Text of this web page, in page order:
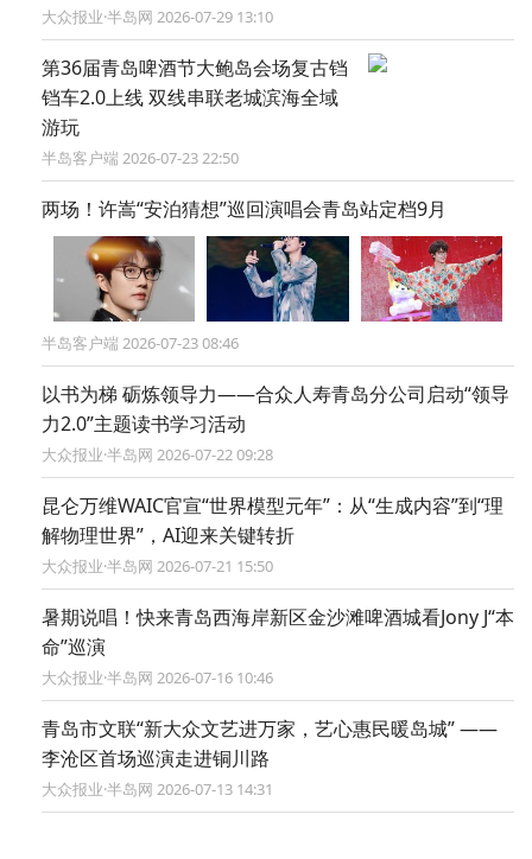
大众报业·半岛网 2026-07-29 13:10
第36届青岛啤酒节大鲍岛会场复古铛
铛车2.0上线 双线串联老城滨海全域
游玩
半岛客户端 2026-07-23 22:50
两场！许嵩“安泊猜想”巡回演唱会青岛站定档9月
半岛客户端 2026-07-23 08:46
以书为梯 砺炼领导力——合众人寿青岛分公司启动“领导
力2.0”主题读书学习活动
大众报业·半岛网 2026-07-22 09:28
昆仑万维WAIC官宣“世界模型元年”：从“生成内容”到“理
解物理世界”，AI迎来关键转折
大众报业·半岛网 2026-07-21 15:50
暑期说唱！快来青岛西海岸新区金沙滩啤酒城看Jony J“本
命”巡演
大众报业·半岛网 2026-07-16 10:46
青岛市文联“新大众文艺进万家，艺心惠民暖岛城” ——
李沧区首场巡演走进铜川路
大众报业·半岛网 2026-07-13 14:31